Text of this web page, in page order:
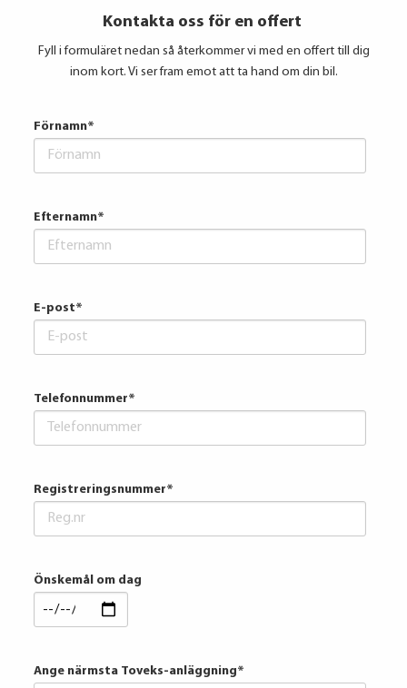
Kontakta oss för en offert
Fyll i formuläret nedan så återkommer vi med en offert till dig
inom kort. Vi ser fram emot att ta hand om din bil.
Förnamn*
Efternamn*
E-post*
Telefonnummer*
Registreringsnummer*
Önskemål om dag
Ange närmsta Toveks-anläggning*